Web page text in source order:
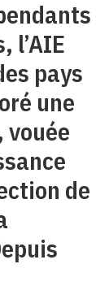
l’AIE
pays
une
de